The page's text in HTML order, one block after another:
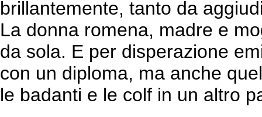
brillantemente, tanto da
La donna romena, madre e
da sola. E per disperazione
con un diploma, ma anche
le badanti e le colf in un altro